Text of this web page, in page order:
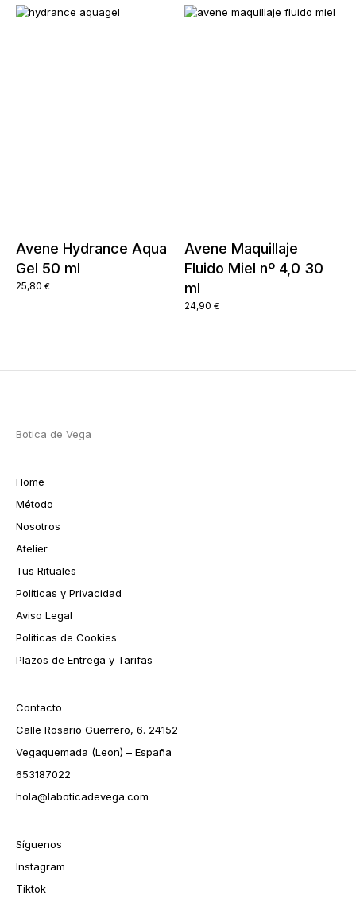
Avene Hydrance Aqua
Gel 50 ml
25,80 €
Avene Maquillaje
Fluido Miel nº 4,0 30
ml
24,90 €
Botica de Vega
Home
Método
Nosotros
Atelier
Tus Rituales
Políticas y Privacidad
Aviso Legal
Políticas de Cookies
Plazos de Entrega y Tarifas
Contacto
Calle Rosario Guerrero, 6. 24152
Vegaquemada (Leon) – España
653187022
hola@laboticadevega.com
Síguenos
Instagram
Tiktok